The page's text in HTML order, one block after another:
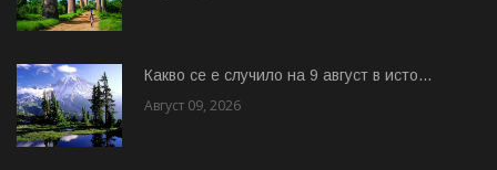
Какво се е случило на 9 август в исто...
Август 09, 2026